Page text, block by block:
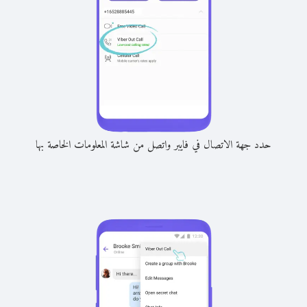
حدد جهة الاتصال في فايبر واتصل من شاشة المعلومات الخاصة بها